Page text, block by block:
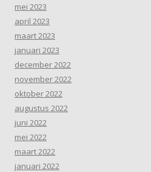
mei 2023
april 2023
maart 2023
januari 2023
december 2022
november 2022
oktober 2022
augustus 2022
juni 2022
mei 2022
maart 2022
januari 2022